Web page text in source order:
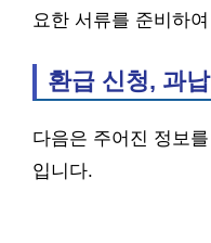
요한 서류를 준비하
환급 신청, 과
다음은 주어진 정보
입니다.